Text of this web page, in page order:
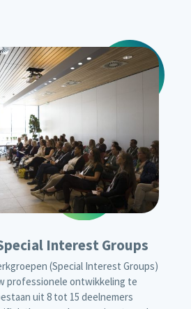
Interest Groups
(Special Interest Groups)
professionele ontwikkeling te
uit 8 tot 15 deelnemers